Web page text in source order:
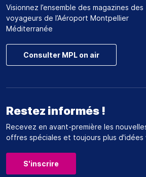
Visionnez l’ensemble des magazines des
voyageurs de l’Aéroport Montpellier
Méditerranée
Consulter MPL on air
Restez informés !
Recevez en avant-première les
offres spéciales et toujours plus d'idées
S'inscrire